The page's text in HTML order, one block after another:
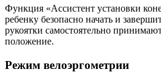
Функция «Ассистент установки
ребенку безопасно начать и
рукоятки самостоятельно
положение.
Режим велоэргометрии